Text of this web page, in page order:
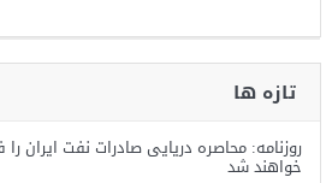
تازه ها
روزنامه: محاصره دریایی صادرات نفت ایران
خواهند شد